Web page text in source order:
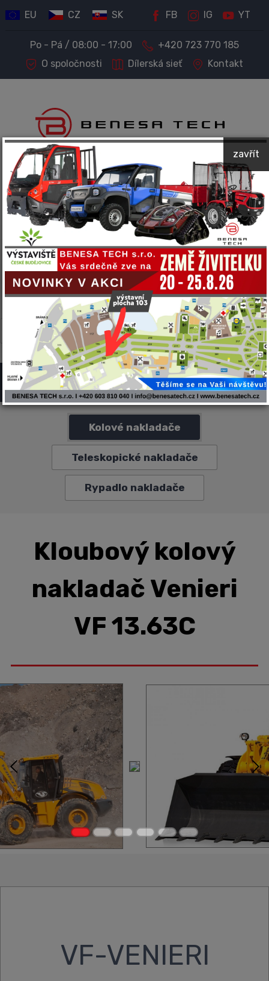
EU CZ SK
Po - Pá / 08:00 - 17:00
+420 723 770 185
O spoločnosti
Dílerská sieť Kontakt
FB IG YT
PREDAJ STROJOV A TECHNIKY
Kompletný servis a príslušenstvo
Spoločnosť BENESA TECH predáva a ponúka servis
nasledujúcich značiek:
CARON CNF GYRU-STAR
MULTIONE NEGRI BIO
TWINCA VF-VENIERI ZANON
Kĺbové nakladače VF-VENIERI
Kolové nakladače
Teleskopické nakladače
Rypadlo nakladače
Kloubový kolový
nakladač Venieri
VF 13.63C
VF-VENIERI
zavřít